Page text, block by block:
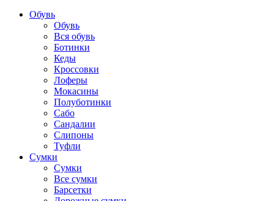
Обувь
Обувь
Вся обувь
Ботинки
Кеды
Кроссовки
Лоферы
Мокасины
Полуботинки
Сабо
Сандалии
Слипоны
Туфли
Сумки
Сумки
Все сумки
Барсетки